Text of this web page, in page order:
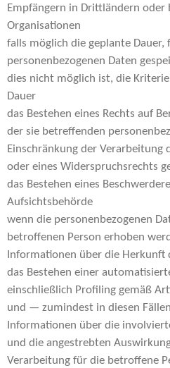
Empfängern in Drittländern oder
Organisationen
falls möglich die geplante Dauer,
personenbezogenen Daten
dies nicht möglich ist, die
Dauer
das Bestehen eines Rechts auf
der sie betreffenden
Einschränkung der
oder eines Widerspruchsrechts
das Bestehen eines
Aufsichtsbehörde
wenn die personenbezogenen
betroffenen Person erhoben
Informationen über die Herkunft
das Bestehen einer
einschließlich Profiling gemäß
und — zumindest in diesen
Informationen über die
und die angestrebten
Verarbeitung für die betroffene